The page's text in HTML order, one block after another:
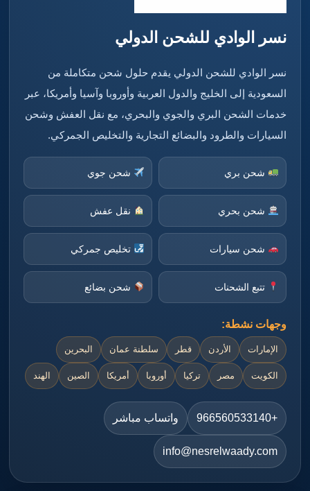
نسر الوادي للشحن الدولي
نسر الوادي للشحن الدولي يقدم حلول شحن متكاملة من
السعودية إلى الخليج والدول العربية وأوروبا وآسيا وأمريكا، عبر
خدمات الشحن البري والجوي والبحري، مع نقل العفش وشحن
السيارات والطرود والبضائع التجارية والتخليص الجمركي.
شحن بري شحن جوي
شحن بحري نقل عفش
شحن سيارات تخليص جمركي
تتبع الشحنات شحن بضائع
وجهات نشطة:
الإمارات الأردن قطر سلطنة عمان البحرين
الكويت مصر تركيا أوروبا أمريكا الصين الهند
+966560533140 واتساب مباشر
info@nesrelwaady.com